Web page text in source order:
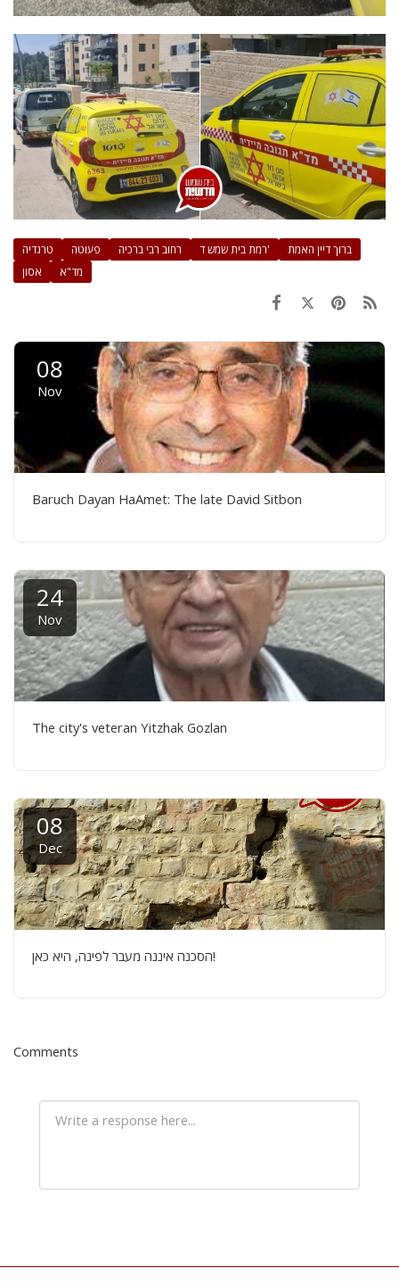
טרגדיה פעוטה רחוב רבי ברכיה רמת בית שמש ד'
ברוך דיין האמת
אסון
מד"א
08
Nov
Baruch Dayan HaAmet: The late David Sitbon
24
Nov
The city's veteran Yitzhak Gozlan
08
Dec
הסכנה איננה מעבר לפינה, היא כאן!
Comments